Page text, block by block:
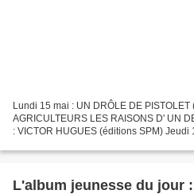
Lundi 15 mai : UN DRÔLE DE
AGRICULTEURS LES RAISONS D' UN
: VICTOR HUGUES (éditions SPM) Jeudi
L'album jeunesse du jour